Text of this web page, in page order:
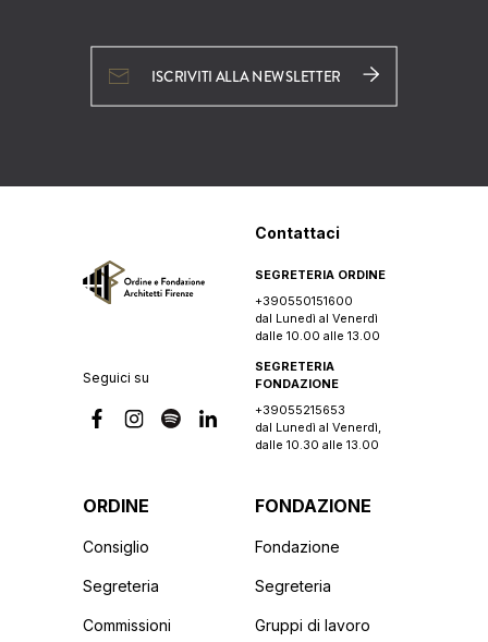
ISCRIVITI ALLA NEWSLETTER
Seguici su
Contattaci
SEGRETERIA ORDINE
+390550151600
dal Lunedì al Venerdì
dalle 10.00 alle 13.00
SEGRETERIA
FONDAZIONE
+39055215653
dal Lunedì al Venerdì,
dalle 10.30 alle 13.00
ORDINE
Consiglio
Segreteria
Commissioni
FONDAZIONE
Fondazione
Segreteria
Gruppi di lavoro